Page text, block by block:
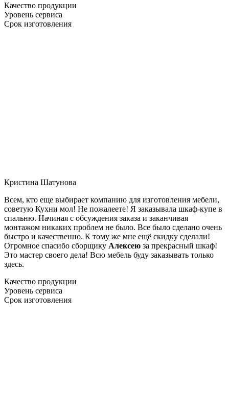
Качество продукции
Уровень сервиса
Срок изготовления
Кристина Шатунова
Всем, кто еще выбирает компанию для изготовления мебели,
советую Кухни мол! Не пожалеете! Я заказывала шкаф-купе в
спальню. Начиная с обсуждения заказа и заканчивая
монтажом никаких проблем не было. Все было сделано очень
быстро и качественно. К тому же мне ещё скидку сделали!
Огромное спасибо сборщику Алексею за прекрасный шкаф!
Это мастер своего дела! Всю мебель буду заказывать только
здесь.
Качество продукции
Уровень сервиса
Срок изготовления